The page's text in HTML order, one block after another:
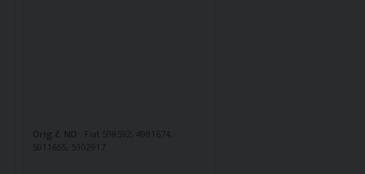
Orig.č. ND: Fiat 598592, 4981674,
5011655, 5102917